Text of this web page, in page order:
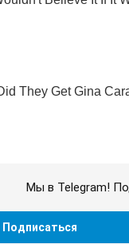
Мы в Telegram!
Подписаться